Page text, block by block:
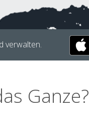
verwalten.
Ganze?